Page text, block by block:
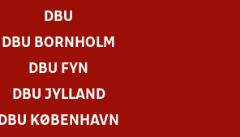
DBU
DBU BORNHOLM
DBU FYN
DBU JYLLAND
DBU KØBENHAVN